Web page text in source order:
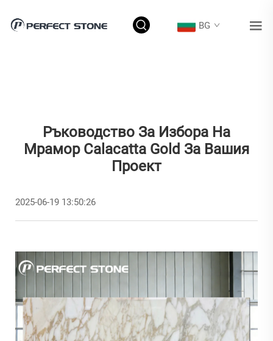
BG
Ръководство За Избора На
Мрамор Calacatta Gold За Вашия
Проект
2025-06-19 13:50:26